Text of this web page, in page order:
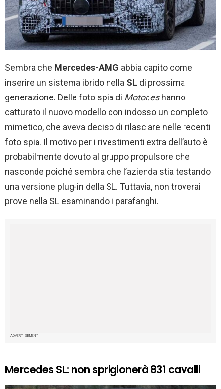
Sembra che Mercedes-AMG abbia capito come
inserire un sistema ibrido nella SL di prossima
generazione. Delle foto spia di Motor.eshanno
catturato il nuovo modello con indosso un completo
mimetico, che aveva deciso di rilasciare nelle recenti
foto spia. Il motivo per i rivestimenti extra dell’auto è
probabilmente dovuto al gruppo propulsore che
nasconde poiché sembra che l’azienda stia testando
una versione plug-in della SL. Tuttavia, non troverai
prove nella SL esaminando i parafanghi.
ADVERTISEMENT
Mercedes SL: non sprigionerà 831 cavalli